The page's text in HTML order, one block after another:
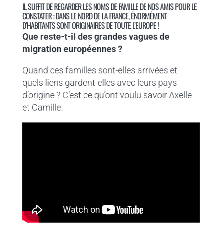
IL SUFFIT DE REGARDER LES NOMS DE FAMILLE DE NOS AMIS POUR LE
CONSTATER : DANS LE NORD DE LA FRANCE, ÉNORMÉMENT
D’HABITANTS SONT ORIGINAIRES DE TOUTE L’EUROPE !
Que reste-t-il des grandes vagues de
migration européennes ?
Quand ces familles sont-elles arrivées et
quels liens gardent-elles avec leurs pays
d’origine ? C’est ce qu’ont voulu savoir Axelle
et Camille.